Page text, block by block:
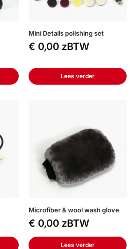
Mini Details polishing set
€ 0,00 zBTW
Lees verder
Microfiber & wool wash glove
€ 0,00 zBTW
Lees verder